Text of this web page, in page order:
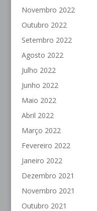
Novembro 2022
Outubro 2022
Setembro 2022
Agosto 2022
Julho 2022
Junho 2022
Maio 2022
Abril 2022
Março 2022
Fevereiro 2022
Janeiro 2022
Dezembro 2021
Novembro 2021
Outubro 2021